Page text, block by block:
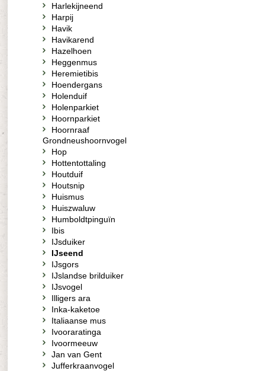
Harlekijneend
Harpij
Havik
Havikarend
Hazelhoen
Heggenmus
Heremietibis
Hoendergans
Holenduif
Holenparkiet
Hoornparkiet
Hoornraaf
Grondneushoornvogel
Hop
Hottentottaling
Houtduif
Houtsnip
Huismus
Huiszwaluw
Humboldtpinguïn
Ibis
IJsduiker
IJseend
IJsgors
IJslandse brilduiker
IJsvogel
Illigers ara
Inka-kaketoe
Italiaanse mus
Ivooraratinga
Ivoormeeuw
Jan van Gent
Jufferkraanvogel